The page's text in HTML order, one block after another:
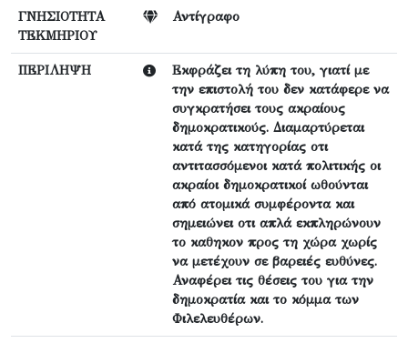
ΓΝΗΣΙΟΤΗΤΑ
ΤΕΚΜΗΡΙΟΥ
Αντίγραφο
ΠΕΡΙΛΗΨΗ
Εκφράζει τη λύπη του, γιατί με
την επιστολή του δεν κατάφερε να
συγκρατήσει τους ακραίους
δημοκρατικούς. Διαμαρτύρεται
κατά της κατηγορίας οτι
αντιτασσόμενοι κατά πολιτικής οι
ακραίοι δημοκρατικοί ωθούνται
από ατομικά συμφέροντα και
σημειώνει οτι απλά εκπληρώνουν
το καθηκον προς τη χώρα χωρίς
να μετέχουν σε βαρειές ευθύνες.
Αναφέρει τις θέσεις του για την
δημοκρατία και το κόμμα των
Φιλελευθέρων.